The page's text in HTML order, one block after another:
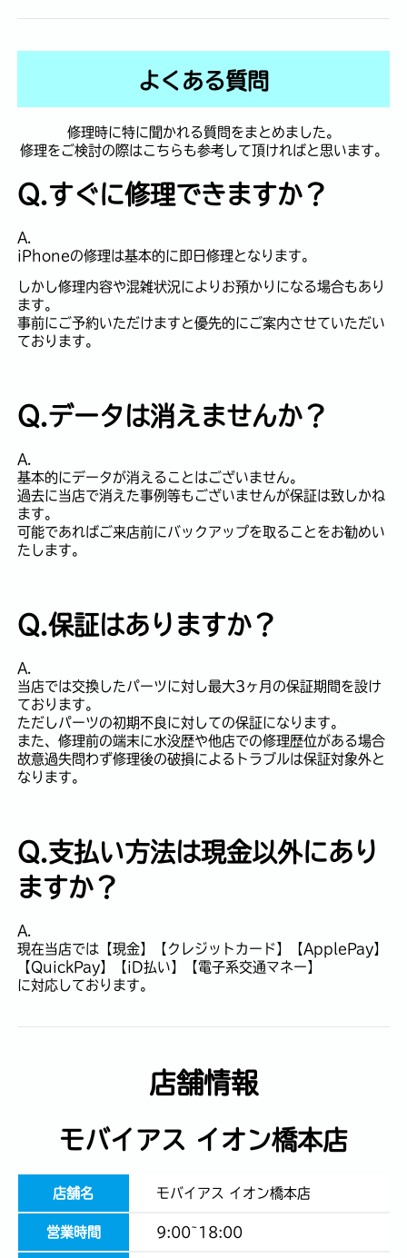
よくある質問
修理時に特に聞かれる質問をまとめました。
修理をご検討の際はこちらも参考して頂ければと思います。
Q.すぐに修理できますか？
A.
iPhoneの修理は基本的に即日修理となります。
しかし修理内容や混雑状況によりお預かりになる場合もあり
ます。
事前にご予約いただけますと優先的にご案内させていただい
ております。
Q.データは消えませんか？
A.
基本的にデータが消えることはございません。
過去に当店で消えた事例等もございませんが保証は致しかね
ます。
可能であればご来店前にバックアップを取ることをお勧めい
たします。
Q.保証はありますか？
A.
当店では交換したパーツに対し最大3ヶ月の保証期間を設け
ております。
ただしパーツの初期不良に対しての保証になります。
また、修理前の端末に水没歴や他店での修理歴位がある場合
故意過失問わず修理後の破損によるトラブルは保証対象外と
なります。
Q.支払い方法は現金以外にあり
ますか？
A.
現在当店では【現金】【クレジットカード】【ApplePay】
【QuickPay】【iD払い】【電子系交通マネー】
に対応しております。
店舗情報
モバイアス イオン橋本店
店舗名 モバイアス イオン橋本店
営業時間 9:00~18:00